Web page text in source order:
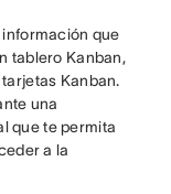
que
tablero Kanban,
Kanban.
una
que te permita
a la